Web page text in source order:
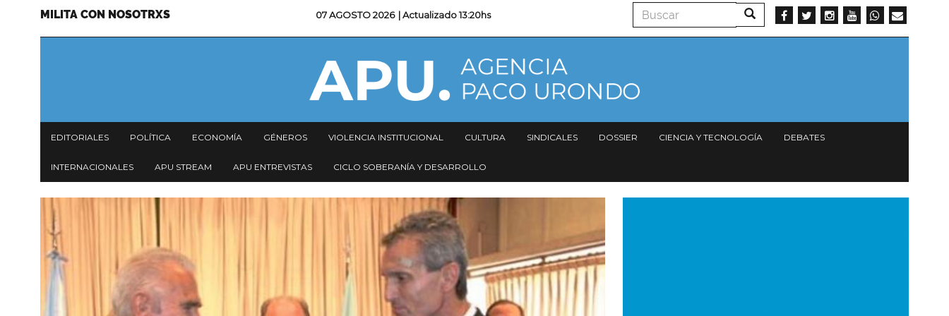
Menu
MILITA CON NOSOTRXS 07 AGOSTO 2026 | Actualizado13:20hs Buscar Buscar
Navegación
principal
EDITORIALES POLÍTICA ECONOMÍA GÉNEROS VIOLENCIA INSTITUCIONAL CULTURA SINDICALES DOSSIER CIENCIA Y TECNOLOGÍA DEBATES
INTERNACIONALES APU STREAM APU ENTREVISTAS CICLO SOBERANÍA Y DESARROLLO